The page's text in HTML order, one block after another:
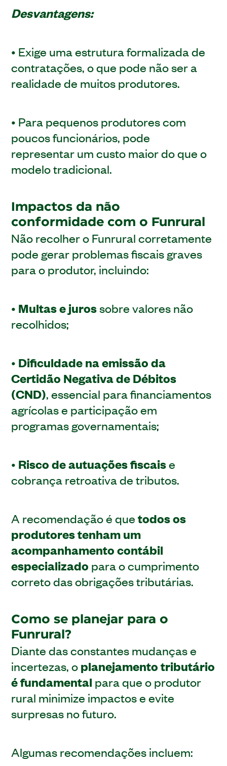
Desvantagens:
• Exige uma estrutura formalizada de
contratações, o que pode não ser a
realidade de muitos produtores.
• Para pequenos produtores com
poucos funcionários, pode
representar um custo maior do que o
modelo tradicional.
Impactos da não
conformidade com o Funrural
Não recolher o Funrural corretamente
pode gerar problemas fiscais graves
para o produtor, incluindo:
• Multas e jurossobre valores não
recolhidos;
• Dificuldade na emissão da
Certidão Negativa de Débitos
(CND), essencial para financiamentos
agrícolas e participação em
programas governamentais;
• Risco de autuações fiscaise
cobrança retroativa de tributos.
A recomendação é quetodos os
produtores tenham um
acompanhamento contábil
especializado para o cumprimento
correto das obrigações tributárias.
Como se planejar para o
Funrural?
Diante das constantes mudanças e
incertezas, o planejamento tributário
é fundamental para que o produtor
rural minimize impactos e evite
surpresas no futuro.
Algumas recomendações incluem: